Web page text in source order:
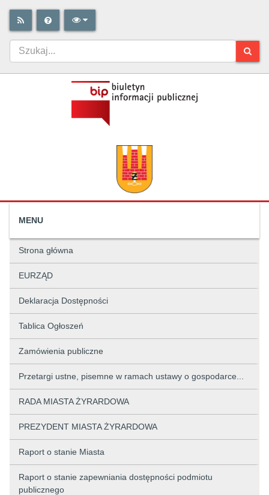
MENU
Strona główna
EURZĄD
Deklaracja Dostępności
Tablica Ogłoszeń
Zamówienia publiczne
Przetargi ustne, pisemne w ramach ustawy o gospodarce...
RADA MIASTA ŻYRARDOWA
PREZYDENT MIASTA ŻYRARDOWA
Raport o stanie Miasta
Raport o stanie zapewniania dostępności podmiotu
publicznego